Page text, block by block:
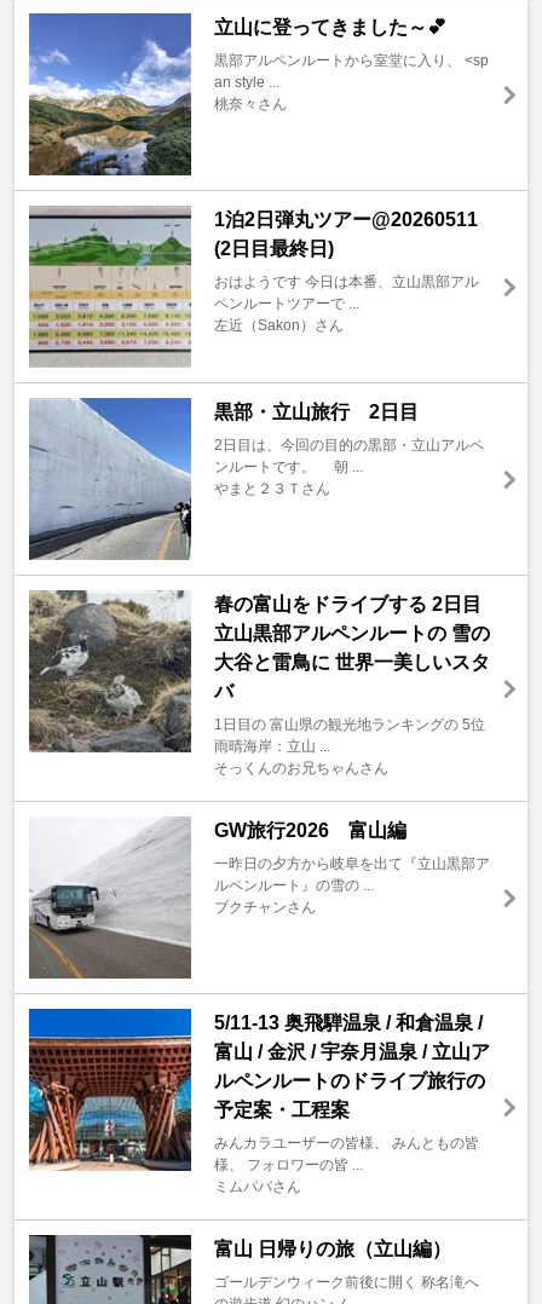
立山に登ってきました～💕
黒部アルペンルートから室堂に入り、 <sp
an style ...
桃奈々さん
1泊2日弾丸ツアー@20260511
(2日目最終日)
おはようです 今日は本番、立山黒部アル
ペンルートツアーで ...
左近（Sakon）さん
黒部・立山旅行 2日目
2日目は、今回の目的の黒部・立山アルペ
ンルートです。 朝 ...
やまと２３Ｔさん
春の富山をドライブする 2日目
立山黒部アルペンルートの 雪の
大谷と雷鳥に 世界一美しいスタ
バ
1日目の 富山県の観光地ランキングの 5位
雨晴海岸：立山 ...
そっくんのお兄ちゃんさん
GW旅行2026 富山編
一昨日の夕方から岐阜を出て『立山黒部ア
ルペンルート』の雪の ...
ブクチャンさん
5/11-13 奥飛騨温泉 / 和倉温泉 /
富山 / 金沢 / 宇奈月温泉 / 立山ア
ルペンルートのドライブ旅行の
予定案・工程案
みんカラユーザーの皆様、 みんともの皆
様、 フォロワーの皆 ...
ミムパパさん
富山 日帰りの旅（立山編）
ゴールデンウィーク前後に開く 称名滝へ